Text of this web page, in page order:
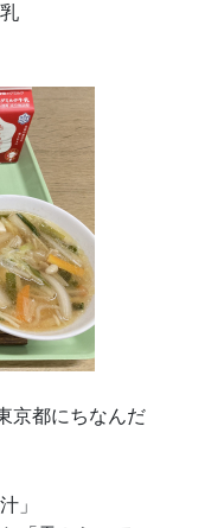
京都にちなんだ
」